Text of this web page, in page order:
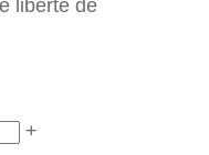
liberté de
+